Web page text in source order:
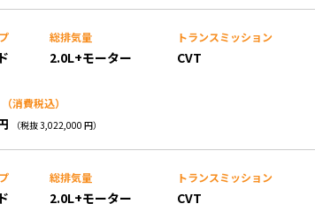
総排気量
2.0L+モーター
トランスミッション
CVT
（消費税込）
（税抜 3,022,000 円）
総排気量
2.0L+モーター
トランスミッション
CVT